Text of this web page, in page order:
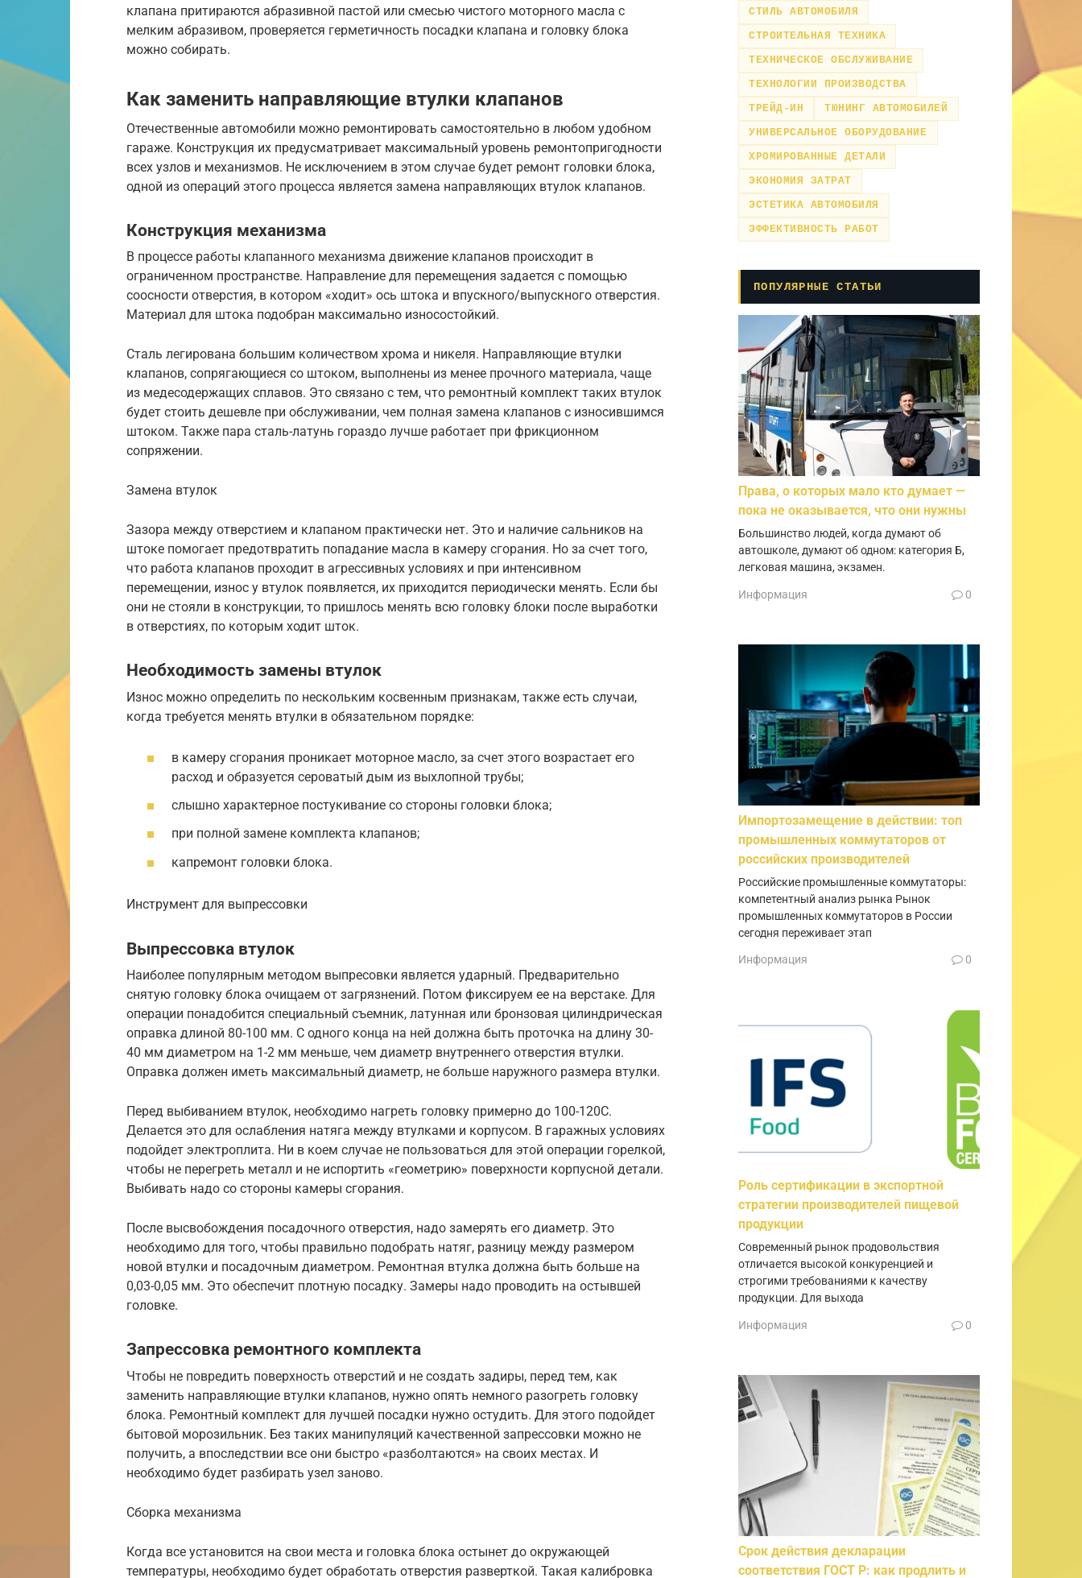
клапана притираются абразивной пастой или смесью чистого моторного масла с
мелким абразивом, проверяется герметичность посадки клапана и головку блока
можно собирать.
Как заменить направляющие втулки клапанов
Отечественные автомобили можно ремонтировать самостоятельно в любом удобном
гараже. Конструкция их предусматривает максимальный уровень ремонтопригодности
всех узлов и механизмов. Не исключением в этом случае будет ремонт головки блока,
одной из операций этого процесса является замена направляющих втулок клапанов.
Конструкция механизма
В процессе работы клапанного механизма движение клапанов происходит в
ограниченном пространстве. Направление для перемещения задается с помощью
соосности отверстия, в котором «ходит» ось штока и впускного/выпускного отверстия.
Материал для штока подобран максимально износостойкий.
Сталь легирована большим количеством хрома и никеля. Направляющие втулки
клапанов, сопрягающиеся со штоком, выполнены из менее прочного материала, чаще
из медесодержащих сплавов. Это связано с тем, что ремонтный комплект таких втулок
будет стоить дешевле при обслуживании, чем полная замена клапанов с износившимся
штоком. Также пара сталь-латунь гораздо лучше работает при фрикционном
сопряжении.
Замена втулок
Зазора между отверстием и клапаном практически нет. Это и наличие сальников на
штоке помогает предотвратить попадание масла в камеру сгорания. Но за счет того,
что работа клапанов проходит в агрессивных условиях и при интенсивном
перемещении, износ у втулок появляется, их приходится периодически менять. Если бы
они не стояли в конструкции, то пришлось менять всю головку блоки после выработки
в отверстиях, по которым ходит шток.
Необходимость замены втулок
Износ можно определить по нескольким косвенным признакам, также есть случаи,
когда требуется менять втулки в обязательном порядке:
в камеру сгорания проникает моторное масло, за счет этого возрастает его
расход и образуется сероватый дым из выхлопной трубы;
слышно характерное постукивание со стороны головки блока;
при полной замене комплекта клапанов;
капремонт головки блока.
Инструмент для выпрессовки
Выпрессовка втулок
Наиболее популярным методом выпресовки является ударный. Предварительно
снятую головку блока очищаем от загрязнений. Потом фиксируем ее на верстаке. Для
операции понадобится специальный съемник, латунная или бронзовая цилиндрическая
оправка длиной 80-100 мм. С одного конца на ней должна быть проточка на длину 30-
40 мм диаметром на 1-2 мм меньше, чем диаметр внутреннего отверстия втулки.
Оправка должен иметь максимальный диаметр, не больше наружного размера втулки.
Перед выбиванием втулок, необходимо нагреть головку примерно до 100-120С.
Делается это для ослабления натяга между втулками и корпусом. В гаражных условиях
подойдет электроплита. Ни в коем случае не пользоваться для этой операции горелкой,
чтобы не перегреть металл и не испортить «геометрию» поверхности корпусной детали.
Выбивать надо со стороны камеры сгорания.
После высвобождения посадочного отверстия, надо замерять его диаметр. Это
необходимо для того, чтобы правильно подобрать натяг, разницу между размером
новой втулки и посадочным диаметром. Ремонтная втулка должна быть больше на
0,03-0,05 мм. Это обеспечит плотную посадку. Замеры надо проводить на остывшей
головке.
Запрессовка ремонтного комплекта
Чтобы не повредить поверхность отверстий и не создать задиры, перед тем, как
заменить направляющие втулки клапанов, нужно опять немного разогреть головку
блока. Ремонтный комплект для лучшей посадки нужно остудить. Для этого подойдет
бытовой морозильник. Без таких манипуляций качественной запрессовки можно не
получить, а впоследствии все они быстро «разболтаются» на своих местах. И
необходимо будет разбирать узел заново.
Сборка механизма
Когда все установится на свои места и головка блока остынет до окружающей
температуры, необходимо будет обработать отверстия разверткой. Такая калибровка
СТИЛЬ АВТОМОБИЛЯ
СТРОИТЕЛЬНАЯ ТЕХНИКА
ТЕХНИЧЕСКОЕ ОБСЛУЖИВАНИЕ
ТЕХНОЛОГИИ ПРОИЗВОДСТВА
ТРЕЙД-ИН
ТЮНИНГ АВТОМОБИЛЕЙ
УНИВЕРСАЛЬНОЕ ОБОРУДОВАНИЕ
ХРОМИРОВАННЫЕ ДЕТАЛИ
ЭКОНОМИЯ ЗАТРАТ
ЭСТЕТИКА АВТОМОБИЛЯ
ЭФФЕКТИВНОСТЬ РАБОТ
ПОПУЛЯРНЫЕ СТАТЬИ
Права, о которых мало кто думает —
пока не оказывается, что они нужны
Большинство людей, когда думают об
автошколе, думают об одном: категория Б,
легковая машина, экзамен.
Информация 0
Импортозамещение в действии: топ
промышленных коммутаторов от
российских производителей
Российские промышленные коммутаторы:
компетентный анализ рынка Рынок
промышленных коммутаторов в России
сегодня переживает этап
Информация 0
Роль сертификации в экспортной
стратегии производителей пищевой
продукции
Современный рынок продовольствия
отличается высокой конкуренцией и
строгими требованиями к качеству
продукции. Для выхода
Информация 0
Срок действия декларации
соответствия ГОСТ Р: как продлить и